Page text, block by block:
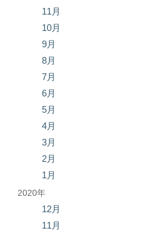
11月
10月
9月
8月
7月
6月
5月
4月
3月
2月
1月
2020年
12月
11月